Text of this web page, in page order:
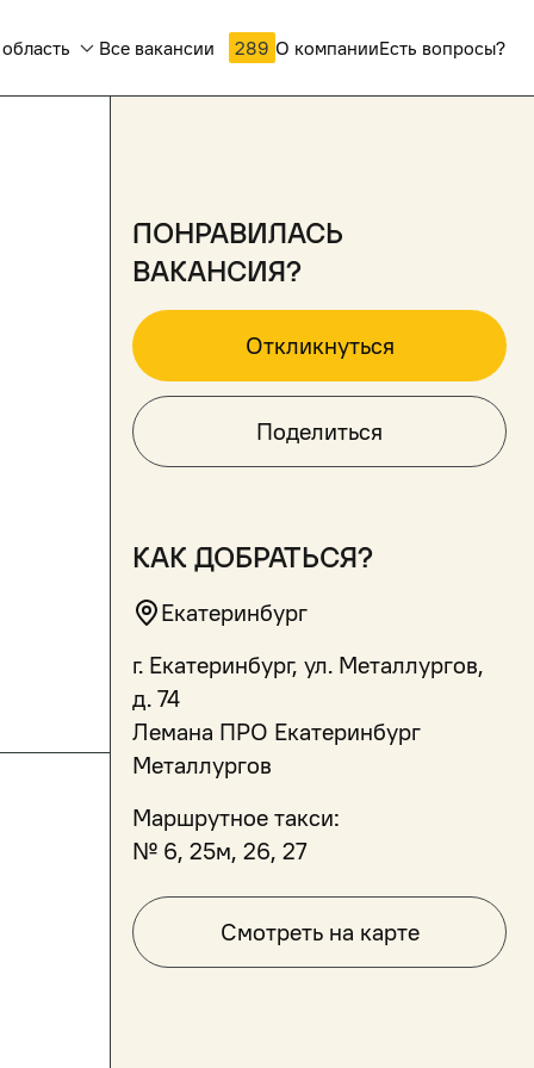
Все вакансии 289 О компанииЕсть вопросы?
понравилась
вакансия?
Откликнуться
Поделиться
как добраться?
Екатеринбург
г. Екатеринбург, ул. Металлургов,
д. 74
Лемана ПРО Екатеринбург
Металлургов
Маршрутное такси:
№ 6, 25м, 26, 27
Смотреть на карте